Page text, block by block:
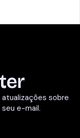
atualizações sobre
e-mail.